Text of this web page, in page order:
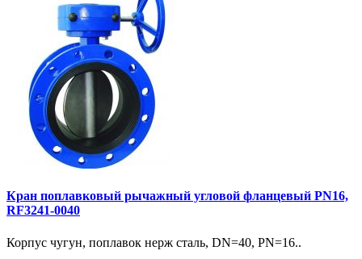
Кран поплавковый рычажный угловой фланцевый PN16,
RF3241-0040
Корпус чугун, поплавок нерж сталь, DN=40, PN=16..